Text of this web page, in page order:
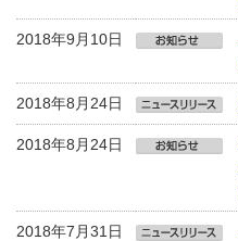
2018年9月10日
2018年8月24日
2018年8月24日
2018年7月31日